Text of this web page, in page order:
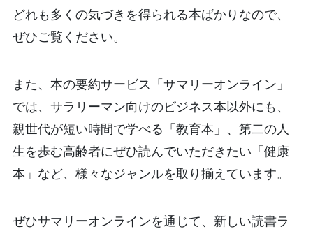
どれも多くの気づきを得られる本ばかりなので、
ぜひご覧ください。
また、本の要約サービス「サマリーオンライン」
では、サラリーマン向けのビジネス本以外にも、
親世代が短い時間で学べる「教育本」、第二の人
生を歩む高齢者にぜひ読んでいただきたい「健康
本」など、様々なジャンルを取り揃えています。
ぜひサマリーオンラインを通じて、新しい読書ラ